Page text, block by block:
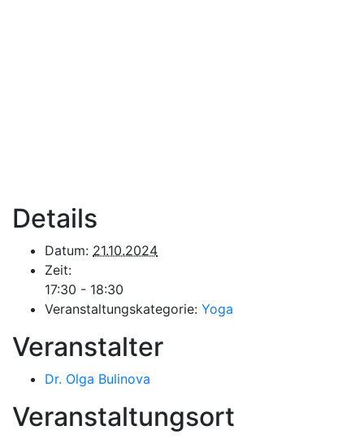
Details
Datum: 21.10.2024
Zeit:
17:30 - 18:30
Veranstaltungskategorie: Yoga
Veranstalter
Dr. Olga Bulinova
Veranstaltungsort